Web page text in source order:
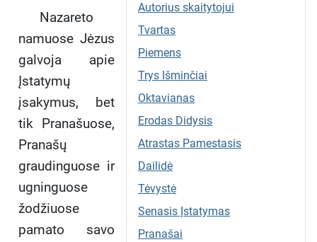
Autorius skaitytojui
Tvartas
Piemens
Trys Išminčiai
Oktavianas
Erodas Didysis
Atrastas Pamestasis
Dailidė
Tėvystė
Senasis Įstatymas
Pranašai
Nazareto
namuose Jėzus
galvoja apie
Įstatymų
įsakymus, bet
tik Pranašuose,
Pranašų
graudinguose ir
ugninguose
žodžiuose
pamato savo